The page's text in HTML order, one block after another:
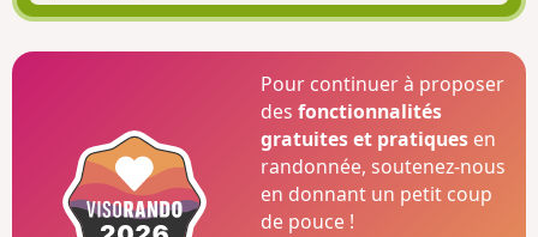
Pour continuer à proposer
desfonctionnalités
gratuites et pratiques en
randonnée, soutenez-nous
en donnant un petit coup
de pouce !